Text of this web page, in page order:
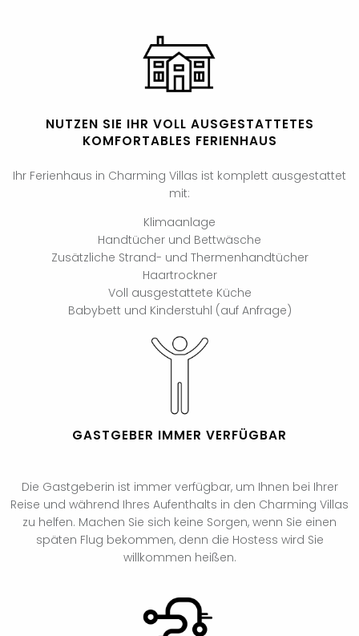
NUTZEN SIE IHR VOLL AUSGESTATTETES
KOMFORTABLES FERIENHAUS
Ihr Ferienhaus in Charming Villas ist komplett ausgestattet
mit:
Klimaanlage
Handtücher und Bettwäsche
Zusätzliche Strand- und Thermenhandtücher
Haartrockner
Voll ausgestattete Küche
Babybett und Kinderstuhl (auf Anfrage)
GASTGEBER IMMER VERFÜGBAR
Die Gastgeberin ist immer verfügbar, um Ihnen bei Ihrer
Reise und während Ihres Aufenthalts in den Charming Villas
zu helfen. Machen Sie sich keine Sorgen, wenn Sie einen
späten Flug bekommen, denn die Hostess wird Sie
willkommen heißen.